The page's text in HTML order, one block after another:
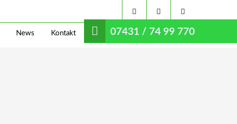
07431 / 74 99 770
News Kontakt